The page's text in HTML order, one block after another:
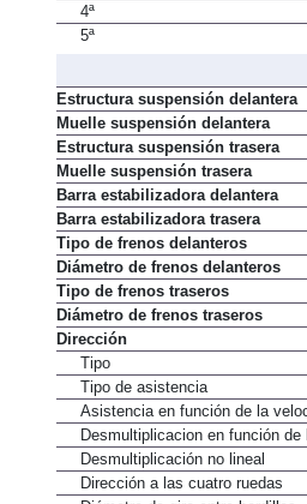
4ª
5ª
Estructura suspensión delantera
Muelle suspensión delantera
Estructura suspensión trasera
Muelle suspensión trasera
Barra estabilizadora delantera
Barra estabilizadora trasera
Tipo de frenos delanteros
Diámetro de frenos delanteros
Tipo de frenos traseros
Diámetro de frenos traseros
Dirección
Tipo
Tipo de asistencia
Asistencia en función de la
Desmultiplicacion en función de
Desmultiplicación no lineal
Dirección a las cuatro ruedas